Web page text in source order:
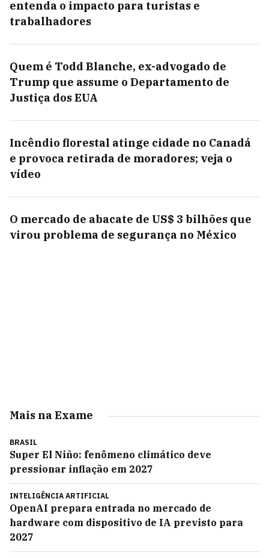
entenda o impacto para turistas e
trabalhadores
Quem é Todd Blanche, ex-advogado de
Trump que assume o Departamento de
Justiça dos EUA
Incêndio florestal atinge cidade no Canadá
e provoca retirada de moradores; veja o
vídeo
O mercado de abacate de US$ 3 bilhões que
virou problema de segurança no México
Mais na Exame
BRASIL
Super El Niño: fenômeno climático deve
pressionar inflação em 2027
INTELIGÊNCIA ARTIFICIAL
OpenAI prepara entrada no mercado de
hardware com dispositivo de IA previsto para
2027